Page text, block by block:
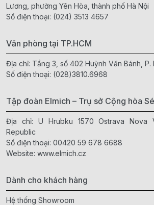
Lương, phường Yên Hòa, thành phố Hà Nội
Số điện thoại: (024) 3513 4657
Văn phòng tại TP.HCM
Địa chỉ: Tầng 3, số 402 Huỳnh Văn Bánh, P.
Số điện thoại: (028)3810.6968
Tập đoàn Elmich – Trụ sở Cộng hòa
Địa chỉ: U Hrubku 1570 Ostrava Nova
Republic
Số điện thoại: 00420 59 678 6688
Website: www.elmich.cz
Dành cho khách hàng
Hệ thống Showroom